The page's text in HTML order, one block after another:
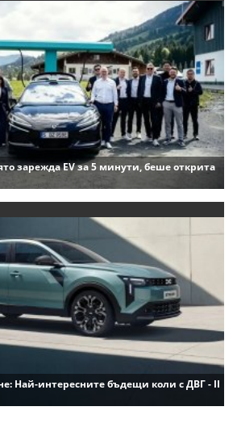
зарежда EV за 5 минути, беше открита
Най-интересните бъдещи коли с ДВГ - II